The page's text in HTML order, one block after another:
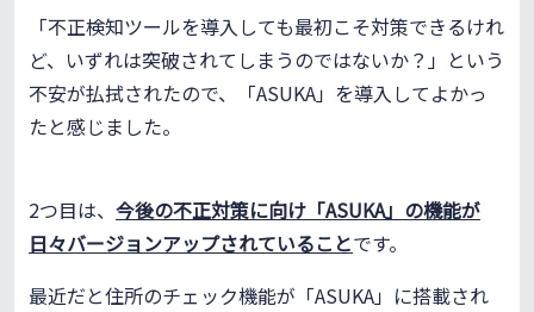
「不正検知ツールを導入しても最初こそ対策できるけれ
ど、いずれは突破されてしまうのではないか？」という
不安が払拭されたので、「ASUKA」を導入してよかっ
たと感じました。
2つ目は、 今後の不正対策に向け「ASUKA」の機能が
日々バージョンアップされていることです。
最近だと住所のチェック機能が「ASUKA」に搭載され